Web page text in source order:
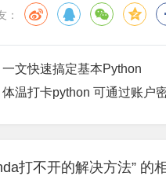
：
一文快速搞定基本Python
体温打卡python 可通过账户
打不开的解决方法” 的